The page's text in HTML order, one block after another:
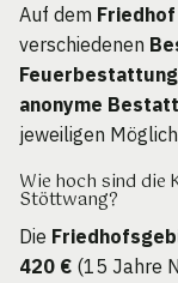
Auf dem
verschiedenen
Feuerbestattung
anonyme
jeweiligen
Wie hoch sind die
Stöttwang?
Die
420 € (15 Jahre